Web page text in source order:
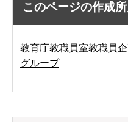
このページの作成
教育庁教職員室教職員
グループ